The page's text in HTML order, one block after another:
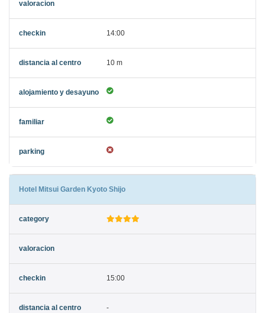
14:00
10 m
Hotel Mitsui Garden Kyoto Shijo
15:00
-